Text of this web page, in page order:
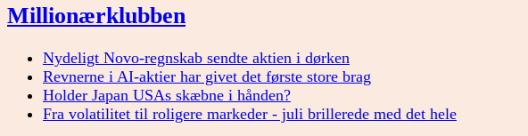
Millionærklubben
Nydeligt Novo-regnskab sendte aktien i dørken
Revnerne i AI-aktier har givet det første store brag
Holder Japan USAs skæbne i hånden?
Fra volatilitet til roligere markeder - juli brillerede med det hele